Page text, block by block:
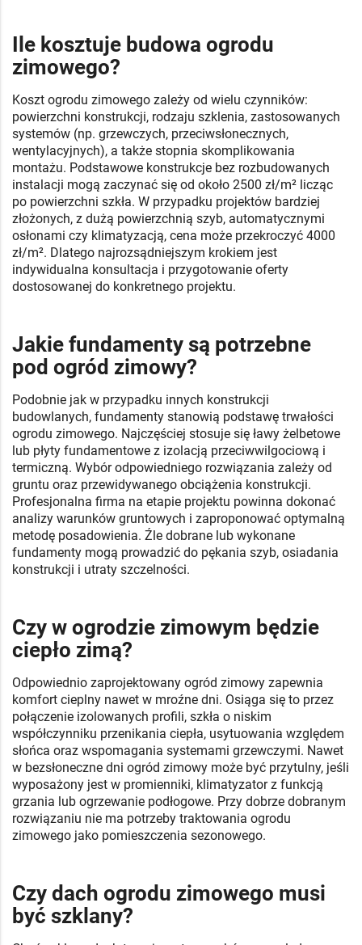
Ile kosztuje budowa ogrodu
zimowego?
Koszt ogrodu zimowego zależy od wielu czynników:
powierzchni konstrukcji, rodzaju szklenia, zastosowanych
systemów (np. grzewczych, przeciwsłonecznych,
wentylacyjnych), a także stopnia skomplikowania
montażu. Podstawowe konstrukcje bez rozbudowanych
instalacji mogą zaczynać się od około 2500 zł/m² licząc
po powierzchni szkła. W przypadku projektów bardziej
złożonych, z dużą powierzchnią szyb, automatycznymi
osłonami czy klimatyzacją, cena może przekroczyć 4000
zł/m². Dlatego najrozsądniejszym krokiem jest
indywidualna konsultacja i przygotowanie oferty
dostosowanej do konkretnego projektu.
Jakie fundamenty są potrzebne
pod ogród zimowy?
Podobnie jak w przypadku innych konstrukcji
budowlanych, fundamenty stanowią podstawę trwałości
ogrodu zimowego. Najczęściej stosuje się ławy żelbetowe
lub płyty fundamentowe z izolacją przeciwwilgociową i
termiczną. Wybór odpowiedniego rozwiązania zależy od
gruntu oraz przewidywanego obciążenia konstrukcji.
Profesjonalna firma na etapie projektu powinna dokonać
analizy warunków gruntowych i zaproponować optymalną
metodę posadowienia. Źle dobrane lub wykonane
fundamenty mogą prowadzić do pękania szyb, osiadania
konstrukcji i utraty szczelności.
Czy w ogrodzie zimowym będzie
ciepło zimą?
Odpowiednio zaprojektowany ogród zimowy zapewnia
komfort cieplny nawet w mroźne dni. Osiąga się to przez
połączenie izolowanych profili, szkła o niskim
współczynniku przenikania ciepła, usytuowania względem
słońca oraz wspomagania systemami grzewczymi. Nawet
w bezsłoneczne dni ogród zimowy może być przytulny, jeśli
wyposażony jest w promienniki, klimatyzator z funkcją
grzania lub ogrzewanie podłogowe. Przy dobrze dobranym
rozwiązaniu nie ma potrzeby traktowania ogrodu
zimowego jako pomieszczenia sezonowego.
Czy dach ogrodu zimowego musi
być szklany?